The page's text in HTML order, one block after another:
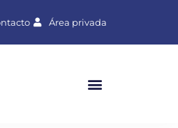
Área privada